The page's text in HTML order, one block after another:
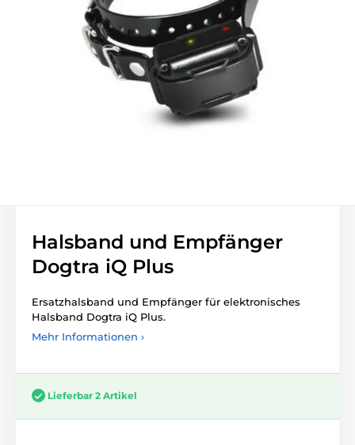
Halsband und Empfänger
Dogtra iQ Plus
Ersatzhalsband und Empfänger für elektronisches
Halsband Dogtra iQ Plus.
Mehr Informationen ›
Lieferbar 2 Artikel